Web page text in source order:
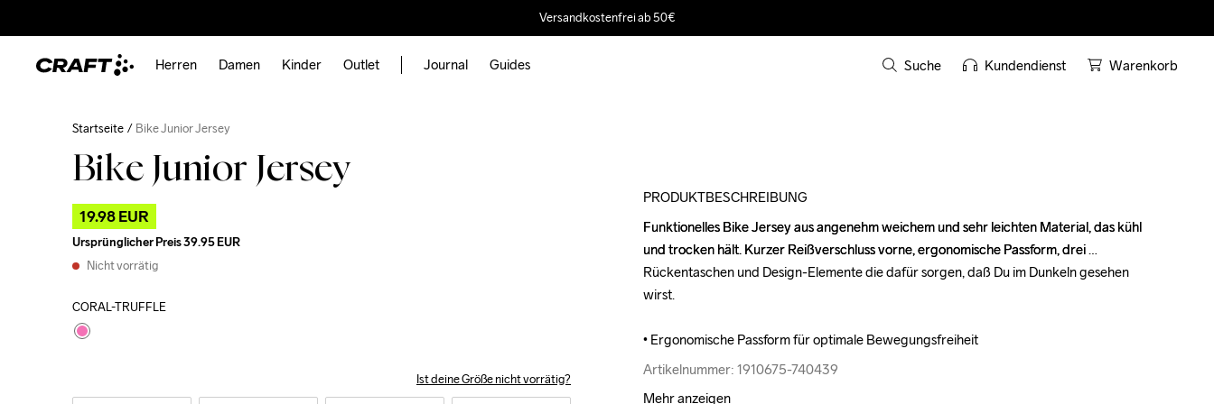
Versandkostenfrei ab 50€
Herren Damen Kinder Outlet Journal Guides Suche Kundendienst Warenkorb
Startseite Bike Junior Jersey
Bike Junior Jersey
19.98 EUR
Ursprünglicher Preis39.95 EUR
Nicht vorrätig
CORAL-TRUFFLE
Ist deine Größe nicht vorrätig?
PRODUKTBESCHREIBUNG
Funktionelles Bike Jersey aus angenehm weichem und sehr leichten Material, das kühl
und trocken hält. Kurzer Reißverschluss vorne, ergonomische Passform, drei
Rückentaschen und Design-Elemente die dafür sorgen, daß Du im Dunkeln gesehen
wirst.
• Ergonomische Passform für optimale Bewegungsfreiheit
Artikelnummer: 1910675-740439
Funktionelles Bike Jersey aus angenehm weichem und sehr leichten Material, das kühl
und trocken hält. Kurzer Reißverschluss vorne, ergonomische Passform, drei
Rückentaschen und Design-Elemente die dafür sorgen, daß Du im Dunkeln gesehen
wirst.
• Ergonomische Passform für optimale Bewegungsfreiheit
Artikelnummer: 1910675-740439
Mehr anzeigen